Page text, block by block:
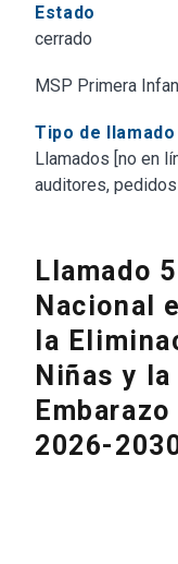
Estado
cerrado
MSP Primera
Tipo de llamado
Llamados [no en
auditores,
Llamado
Nacional
la
Niñas y
2026-